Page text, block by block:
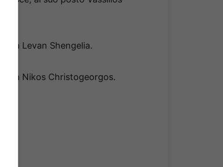
a Levan Shengelia.
a Nikos Christogeorgos.